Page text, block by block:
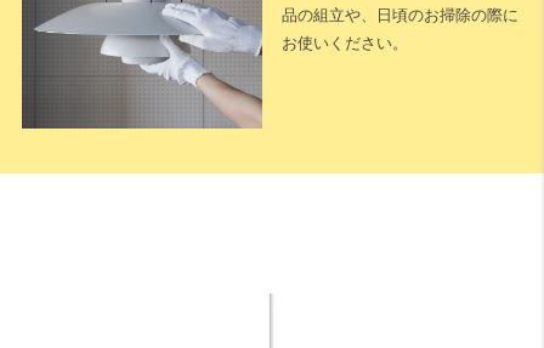
下記に測定した長さなどを入力いただくと全長が算出されます。
品の組立や、日頃のお掃除の際に
お使いください。